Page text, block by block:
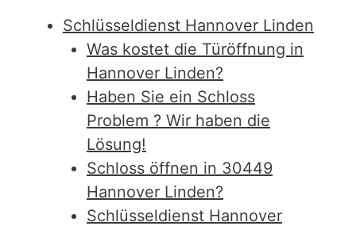
Schlüsseldienst Hannover Linden
Was kostet die Türöffnung in
Hannover Linden?
Haben Sie ein Schloss
Problem ? Wir haben die
Lösung!
Schloss öffnen in 30449
Hannover Linden?
Schlüsseldienst Hannover